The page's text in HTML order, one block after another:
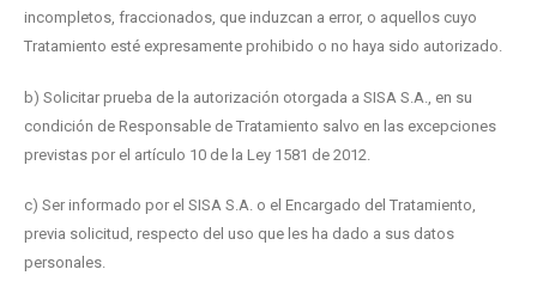
incompletos, fraccionados, que induzcan a error, o aquellos cuyo
Tratamiento esté expresamente prohibido o no haya sido autorizado.
b) Solicitar prueba de la autorización otorgada a SISA S.A., en su
condición de Responsable de Tratamiento salvo en las excepciones
previstas por el artículo 10 de la Ley 1581 de 2012.
c) Ser informado por el SISA S.A. o el Encargado del Tratamiento,
previa solicitud, respecto del uso que les ha dado a sus datos
personales.